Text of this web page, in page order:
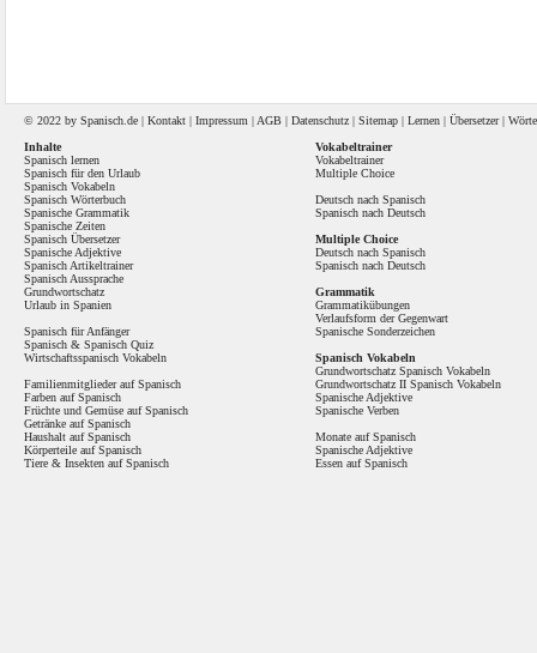
© 2022 by Spanisch .de | Kontakt | Impressum | AGB | Datenschutz | Sitemap | Lernen | Übersetzer|
Inhalte
Spanisch lernen
Spanisch für den Urlaub
Spanisch Vokabeln
Spanisch Wörterbuch
Spanische Grammatik
Spanische Zeiten
Spanisch Übersetzer
Spanische Adjektive
Spanisch Artikeltrainer
Spanisch Aussprache
Grundwortschatz
Urlaub in Spanien
Spanisch für Anfänger
Spanisch & Spanisch Quiz
Wirtschaftsspanisch Vokabeln
Familienmitglieder auf Spanisch
Farben auf Spanisch
Früchte und Gemüse auf Spanisch
Getränke auf Spanisch
Haushalt auf Spanisch
Körperteile auf Spanisch
Tiere & Insekten auf Spanisch
Vokabeltrainer
Vokabeltrainer
Multiple Choice
Deutsch nach Spanisch
Spanisch nach Deutsch
Multiple Choice
Deutsch nach Spanisch
Spanisch nach Deutsch
Grammatik
Grammatikübungen
Verlaufsform der Gegenwart
Spanische Sonderzeichen
Spanisch Vokabeln
Grundwortschatz Spanisch Vokabeln
Grundwortschatz II Spanisch Vokabeln
Spanische Adjektive
Spanische Verben
Monate auf Spanisch
Spanische Adjektive
Essen auf Spanisch